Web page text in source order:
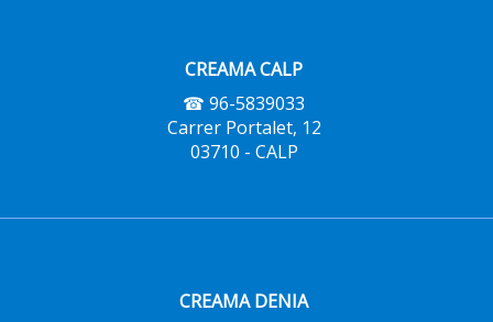
CREAMA CALP
☎ 96-5839033
Carrer Portalet, 12
03710 - CALP
CREAMA DENIA